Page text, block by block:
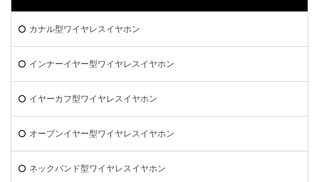
カナル型ワイヤレスイヤホン
インナーイヤー型ワイヤレスイヤホン
イヤーカフ型ワイヤレスイヤホン
オープンイヤー型ワイヤレスイヤホン
ネックバンド型ワイヤレスイヤホン